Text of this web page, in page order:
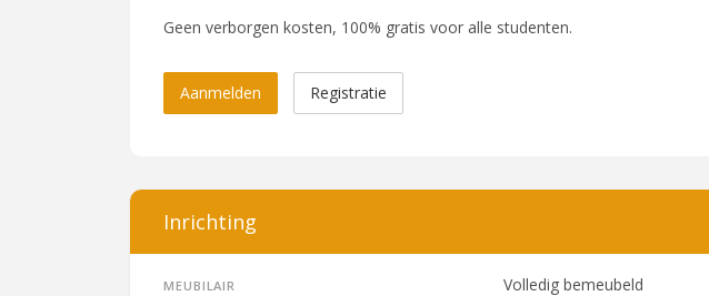
Geen verborgen kosten, 100% gratis voor alle studenten.
Aanmelden Registratie
Inrichting
Meubilair Volledig bemeubeld